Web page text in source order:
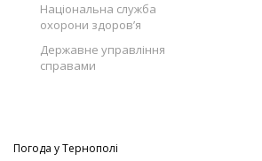
Національна служба
охорони здоров’я
Державне управління
справами
Погода уТернополі